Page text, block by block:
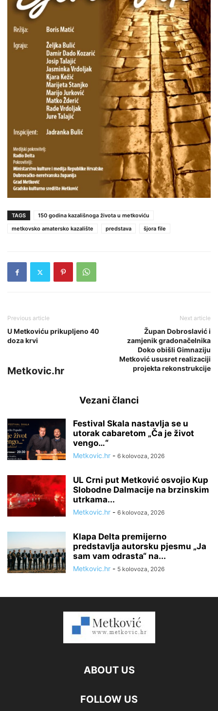
TAGS
150 godina kazališnoga života u metkoviću
metkovsko amatersko kazalište
predstava šjora file
Previous article
U Metkoviću prikupljeno 40
doza krvi
Next article
Župan Dobroslavić i
zamjenik gradonačelnika
Doko obišli Gimnaziju
Metković ususret realizaciji
projekta rekonstrukcije
Metkovic.hr
Vezani članci
Festival Skala nastavlja se u
utorak cabaretom „Ča je život
vengo…“
Metkovic.hr - 6 kolovoza, 2026
UL Crni put Metković osvojio Kup
Slobodne Dalmacije na brzinskim
utrkama...
Metkovic.hr - 6 kolovoza, 2026
Klapa Delta premijerno
predstavlja autorsku pjesmu „Ja
sam vam odrasta“ na...
Metkovic.hr - 5 kolovoza, 2026
ABOUT US
FOLLOW US